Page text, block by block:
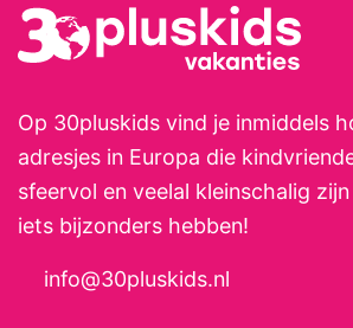
kunnen kinderen lekker vrij
spelen en kun je genieten
Henriette staan klaar om
verwelkomen en te
en zullen er alles aan
jullie een onvergetelijke
Op 30pluskids vind je inmiddels
adresjes in Europa die
sfeervol en veelal kleinschalig
iets bijzonders hebben!
info@30pluskids.nl